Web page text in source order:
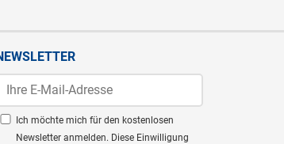
Ich möchte mich für den kostenlosen
Newsletter anmelden. Diese Einwilligung